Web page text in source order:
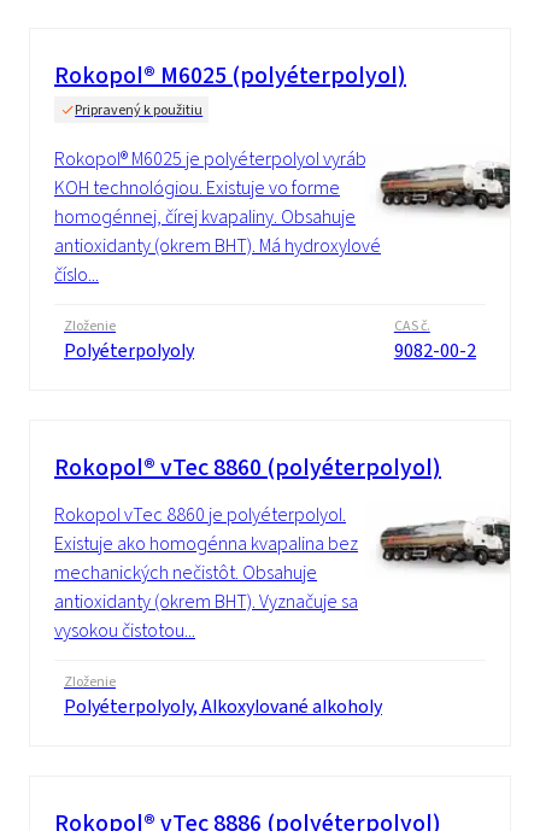
Rokopol® M6025 (polyéterpolyol)
Pripravený k použitiu
Rokopol® M6025 je polyéterpolyol vyrábaný
KOH technológiou. Existuje vo forme
homogénnej, čírej kvapaliny. Obsahuje
antioxidanty (okrem BHT). Má hydroxylové
číslo...
Zloženie
Polyéterpolyoly
CAS č.
9082-00-2
Rokopol® vTec 8860 (polyéterpolyol)
Rokopol vTec 8860 je polyéterpolyol.
Existuje ako homogénna kvapalina bez
mechanických nečistôt. Obsahuje
antioxidanty (okrem BHT). Vyznačuje sa
vysokou čistotou...
Zloženie
Polyéterpolyoly, Alkoxylované alkoholy
Rokopol® vTec 8886 (polyéterpolyol)